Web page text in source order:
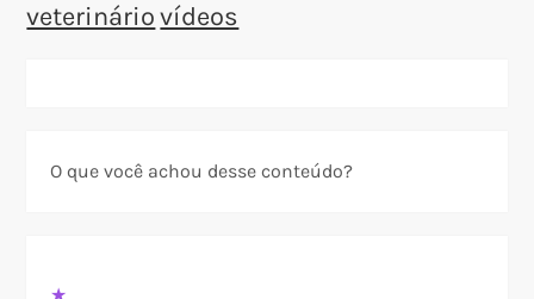
veterinário vídeos
O que você achou desse conteúdo?